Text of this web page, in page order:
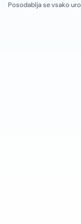
Posodablja se vsako uro